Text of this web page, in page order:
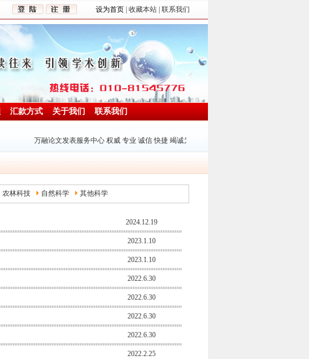
设为首页 收藏本站 | 联系我们
汇款方式 关于我们 联系我们
万融论文发表服务中心 权威 专业 诚信 快捷 竭诚为广大读者服务，为学术创新和期刊出版
农林科技 自然科学 其他科学
2024.12.19
2023.1.10
2023.1.10
2022.6.30
2022.6.30
2022.6.30
2022.6.30
2022.2.25